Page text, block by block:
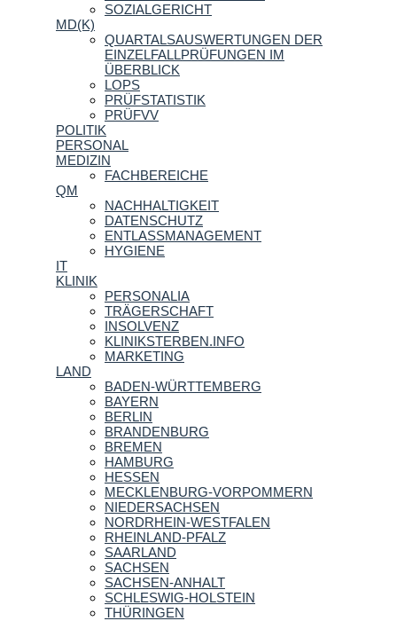
SOZIALGERICHT
MD(K)
QUARTALSAUSWERTUNGEN DER
EINZELFALLPRÜFUNGEN IM
ÜBERBLICK
LOPS
PRÜFSTATISTIK
PRÜFVV
POLITIK
PERSONAL
MEDIZIN
FACHBEREICHE
QM
NACHHALTIGKEIT
DATENSCHUTZ
ENTLASSMANAGEMENT
HYGIENE
IT
KLINIK
PERSONALIA
TRÄGERSCHAFT
INSOLVENZ
KLINIKSTERBEN.INFO
MARKETING
LAND
BADEN-WÜRTTEMBERG
BAYERN
BERLIN
BRANDENBURG
BREMEN
HAMBURG
HESSEN
MECKLENBURG-VORPOMMERN
NIEDERSACHSEN
NORDRHEIN-WESTFALEN
RHEINLAND-PFALZ
SAARLAND
SACHSEN
SACHSEN-ANHALT
SCHLESWIG-HOLSTEIN
THÜRINGEN